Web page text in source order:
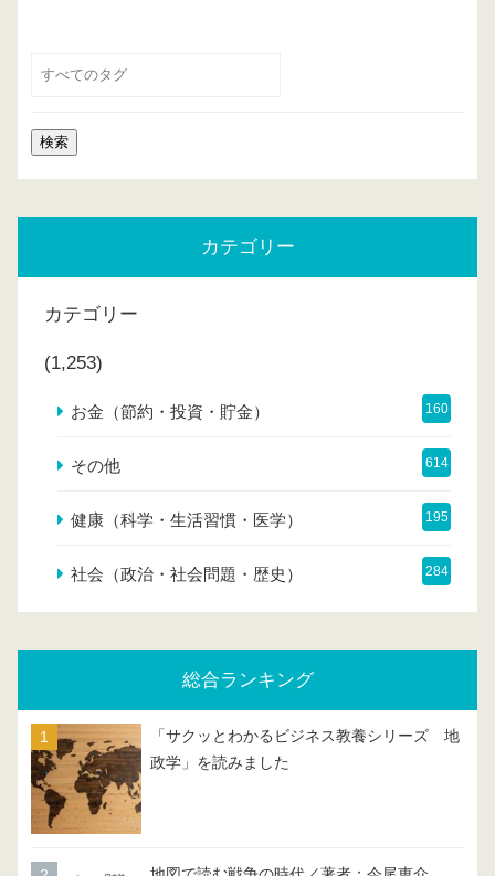
カテゴリー
カテゴリー
(1,253)
お金（節約・投資・貯金） 160
その他 614
健康（科学・生活習慣・医学） 195
社会（政治・社会問題・歴史） 284
総合ランキング
「サクッとわかるビジネス教養シリーズ 地
政学」を読みました